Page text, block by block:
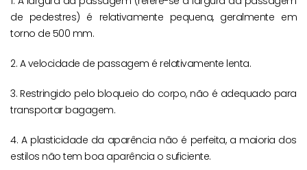
de pedestres) é relativamente pequena, geralmente em
torno de 500 mm.
2. A velocidade de passagem é relativamente lenta.
3. Restringido pelo bloqueio do corpo, não é adequado para
transportar bagagem.
4. A plasticidade da aparência não é perfeita, a maioria dos
estilos não tem boa aparência o suficiente.